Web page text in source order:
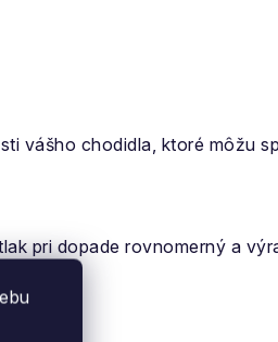
vášho chodidla, ktoré môžu
pri dopade rovnomerný a